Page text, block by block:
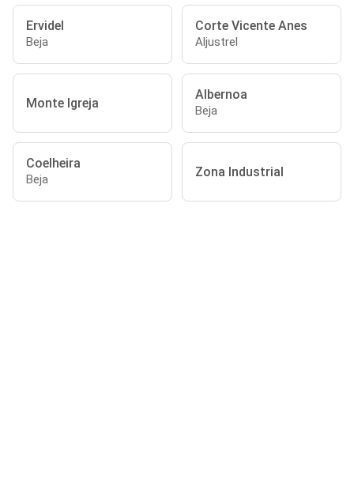
Ervidel
Beja
Corte Vicente Anes
Aljustrel
Monte Igreja
Albernoa
Beja
Coelheira
Beja Zona Industrial